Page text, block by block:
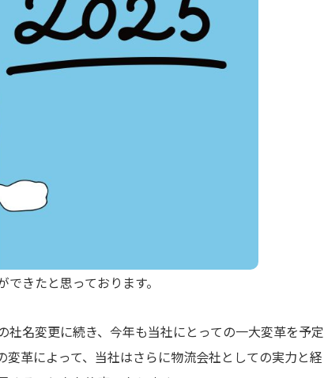
きたと思っております。
名変更に続き、今年も当社にとっての一大変革を予定
革によって、当社はさらに物流会社としての実力と経